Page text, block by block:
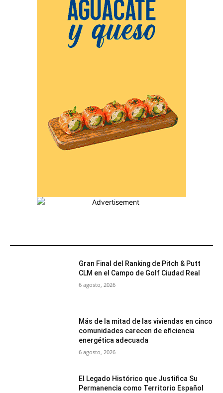
Gran Final del Ranking de Pitch & Putt
CLM en el Campo de Golf Ciudad Real
6 agosto, 2026
Más de la mitad de las viviendas en cinco
comunidades carecen de eficiencia
energética adecuada
6 agosto, 2026
El Legado Histórico que Justifica Su
Permanencia como Territorio Español